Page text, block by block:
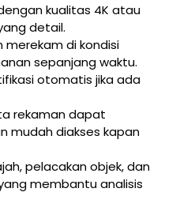
kualitas 4K atau
detail.
merekam di kondisi
sepanjang waktu.
otomatis jika ada
rekaman dapat
mudah diakses kapan
pelacakan objek, dan
membantu analisis